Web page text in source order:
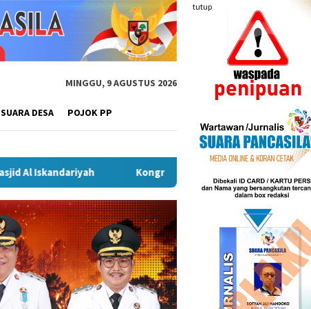
tutup
MINGGU, 9 AGUSTUS 2026
SUARA DESA POJOK PP
Kongres Kebudayaan Nusantara di Malang, Sekda Budiar